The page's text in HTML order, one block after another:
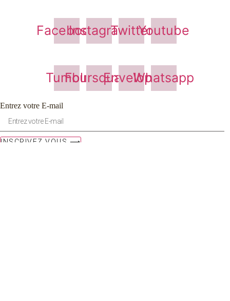
FacebookInstagramTwitterYoutube
Tumblr
Foursquare
EnvelopeWhatsapp
Entrez votre E-mail
INSCRIVEZ VOUS ⟶